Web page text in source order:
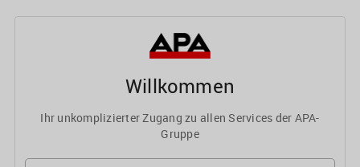
Willkommen
Ihr unkomplizierter Zugang zu allen Services der APA-
Gruppe